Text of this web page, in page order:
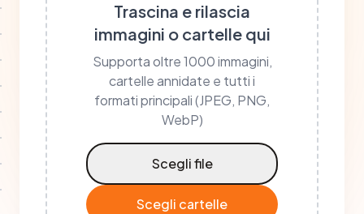
Trascina e rilascia
immagini o cartelle qui
Supporta oltre 1000 immagini,
cartelle annidate e tutti i
formati principali (JPEG, PNG,
WebP)
Scegli file
Scegli cartelle